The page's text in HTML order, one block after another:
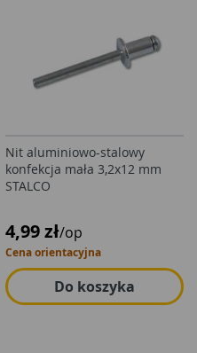
Nit aluminiowo-stalowy
konfekcja mała 3,2x12 mm
STALCO
4,99 zł/op
Cena orientacyjna
Do koszyka